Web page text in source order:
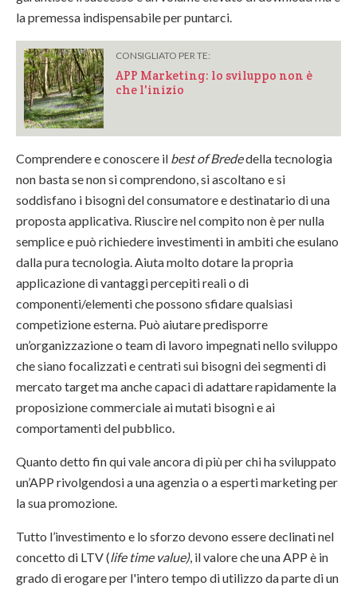
la premessa indispensabile per puntarci.
CONSIGLIATO PER TE:
APP Marketing: lo sviluppo non è
che l'inizio
Comprendere e conoscere il best of Brededella tecnologia
non basta se non si comprendono, si ascoltano e si
soddisfano i bisogni del consumatore e destinatario di una
proposta applicativa. Riuscire nel compito non è per nulla
semplice e può richiedere investimenti in ambiti che esulano
dalla pura tecnologia. Aiuta molto dotare la propria
applicazione di vantaggi percepiti reali o di
componenti/elementi che possono sfidare qualsiasi
competizione esterna. Può aiutare predisporre
un’organizzazione o team di lavoro impegnati nello sviluppo
che siano focalizzati e centrati sui bisogni dei segmenti di
mercato target ma anche capaci di adattare rapidamente la
proposizione commerciale ai mutati bisogni e ai
comportamenti del pubblico.
Quanto detto fin qui vale ancora di più per chi ha sviluppato
un’APP rivolgendosi a una agenzia o a esperti marketing per
la sua promozione.
Tutto l’investimento e lo sforzo devono essere declinati nel
concetto di LTV (life time value), il valore che una APP è in
grado di erogare per l'intero tempo di utilizzo da parte di un